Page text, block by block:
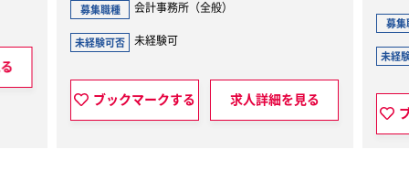
会計事務所（全般）
未経験可否 未経験可
ブックマークする 求人詳細を見る
未経験可否
ブック